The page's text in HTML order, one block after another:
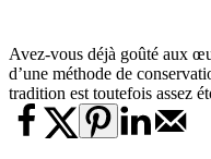
Avez-vous déjà goûté aux
d’une méthode de
tradition est toutefois assez